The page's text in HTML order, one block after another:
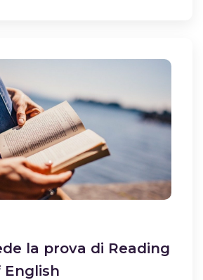
la prova di Reading
English